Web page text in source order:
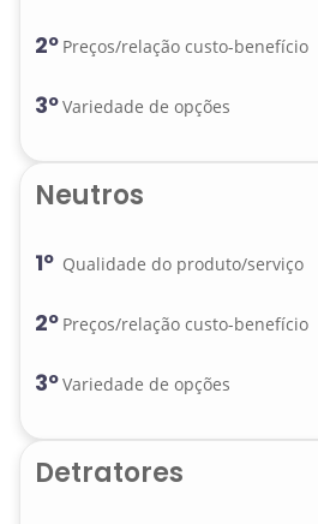
2º Preços/relação custo-benefício
3ºVariedade de opções
Neutros
1º Qualidade do produto/serviço
2º Preços/relação custo-benefício
3ºVariedade de opções
Detratores